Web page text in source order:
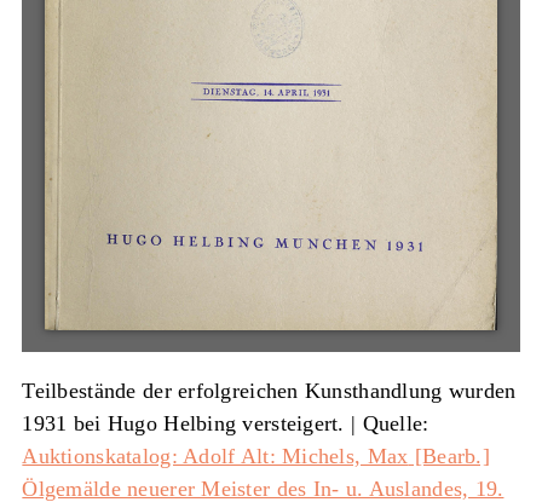
Teilbestände der erfolgreichen Kunsthandlung wurden
1931 bei Hugo Helbing versteigert. | Quelle:
Auktionskatalog: Adolf Alt: Michels, Max [Bearb.]
Ölgemälde neuerer Meister des In- u. Auslandes, 19.